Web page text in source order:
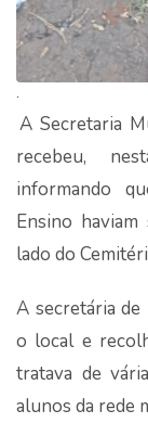
.
A Secretaria
recebeu,
informando
Ensino
lado do
A secretária de
o local e
tratava de
alunos da rede